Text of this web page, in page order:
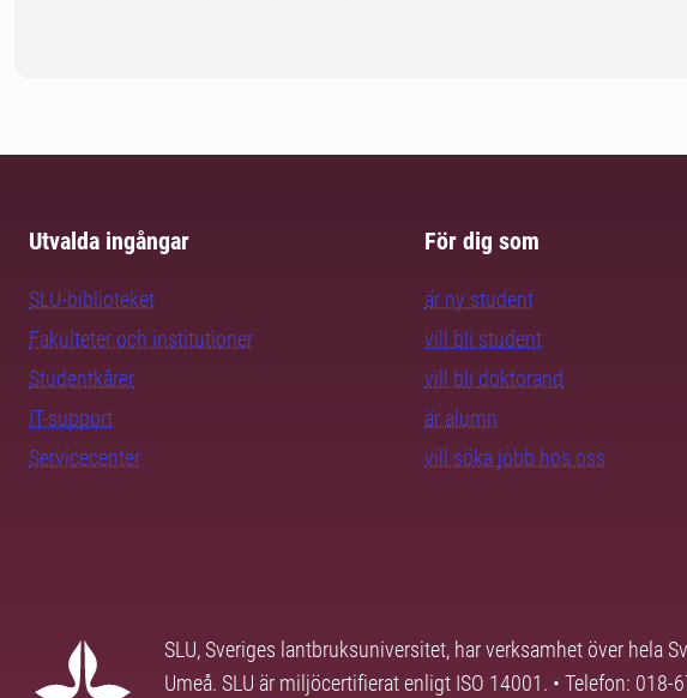
Utvalda ingångar
SLU-biblioteket
Fakulteter och institutioner
Studentkårer
IT-support
Servicecenter
För dig som
är ny student
vill bli student
vill bli doktorand
är alumn
vill söka jobb hos oss
SLU, Sveriges lantbruksuniversitet, har verksamhet över hela
Umeå. SLU är miljöcertifierat enligt ISO 14001. • Telefon: 018-